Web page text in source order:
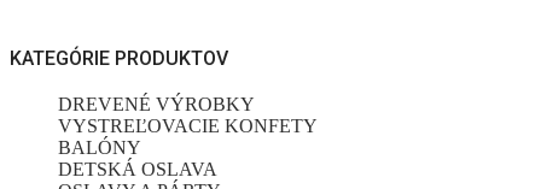
KATEGÓRIE PRODUKTOV
DREVENÉ VÝROBKY
VYSTREĽOVACIE KONFETY
BALÓNY
DETSKÁ OSLAVA